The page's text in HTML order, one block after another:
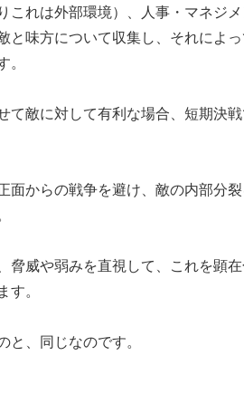
これは外部環境）、人事・マネジ
と味方について収集し、それによ
て敵に対して有利な場合、短期決
面からの戦争を避け、敵の内部分
威や弱みを直視して、これを顕
。
、同じなのです。